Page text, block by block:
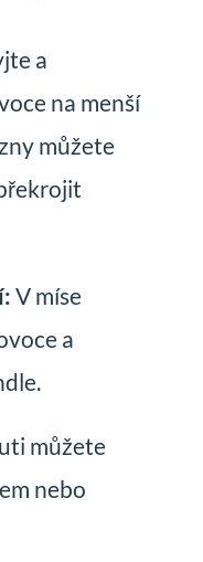
a
na menší
můžete
V míse
a
můžete
nebo